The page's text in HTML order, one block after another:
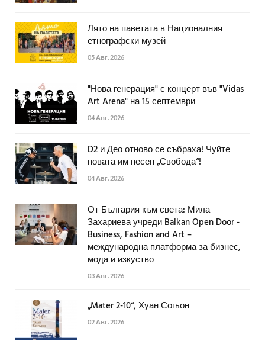
Лято на паветата в Националния
етнографски музей
05 Авг. 2026
"Нова генерация" с концерт във "Vidas
Art Arena" на 15 септември
04 Авг. 2026
D2 и Део отново се събраха! Чуйте
новата им песен „Свобода“!
04 Авг. 2026
От България към света: Мила
Захариева учреди Balkan Open Door -
Business, Fashion and Art –
международна платформа за бизнес,
мода и изкуство
03 Авг. 2026
„Mater 2-10“, Хуан Согьон
02 Авг. 2026